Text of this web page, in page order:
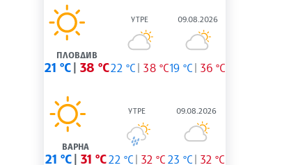
ПЛОВДИВ
21 °C 38 °C
УТРЕ
22 °C 38 °C
09.08.2026
19 °C 36 °C
ВАРНА
21 °C 31 °C
УТРЕ
22 °C 32 °C
09.08.2026
23 °C 32 °C